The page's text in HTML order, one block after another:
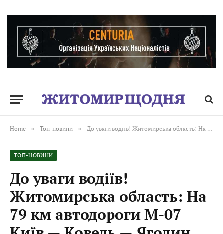
Home » Топ-новини » До уваги водіїв! Житомирська область: На 79 км автодороги М-07 Київ — Ковель — Ягодин відбулася ДТП з потерпілими
ТОП-НОВИНИ
До уваги водіїв!
Житомирська область: На
79 км автодороги М-07